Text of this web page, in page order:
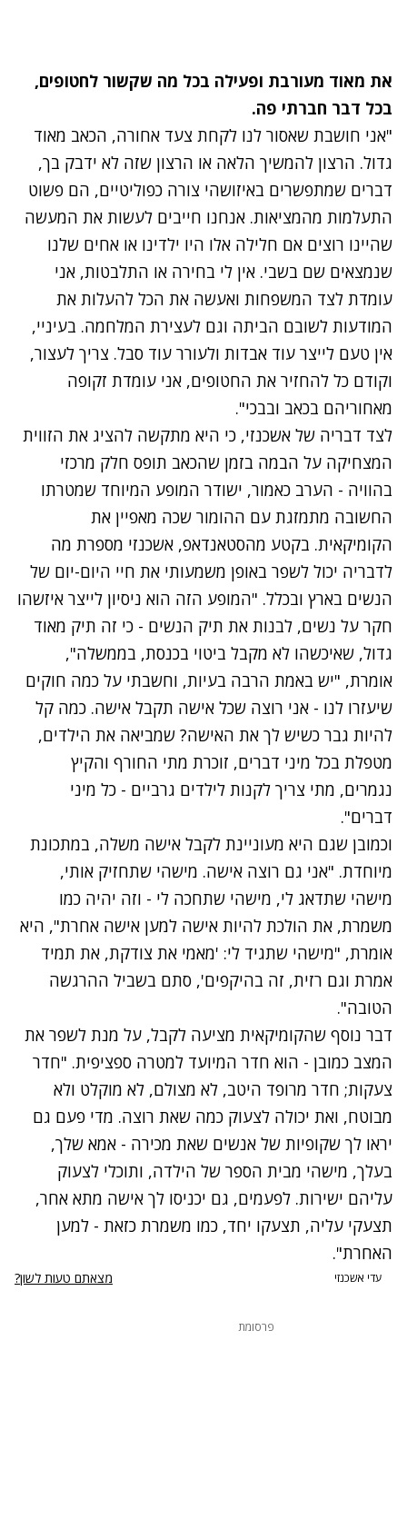
את מאוד מעורבת ופעילה בכל מה שקשור לחטופים,
בכל דבר חברתי פה.
"אני חושבת שאסור לנו לקחת צעד אחורה, הכאב מאוד
גדול. הרצון להמשיך הלאה או הרצון שזה לא ידבק בך,
דברים שמתפשרים באיזושהי צורה כפוליטיים, הם פשוט
התעלמות מהמציאות. אנחנו חייבים לעשות את המעשה
שהיינו רוצים אם חלילה אלו היו ילדינו או אחים שלנו
שנמצאים שם בשבי. אין לי בחירה או התלבטות, אני
עומדת לצד המשפחות ואעשה את הכל להעלות את
המודעות לשובם הביתה וגם לעצירת המלחמה. בעיניי,
אין טעם לייצר עוד אבדות ולעורר עוד סבל. צריך לעצור,
וקודם כל להחזיר את החטופים, אני עומדת זקופה
מאחוריהם בכאב ובבכי".
לצד דבריה של אשכנזי, כי היא מתקשה להציג את הזווית
המצחיקה על הבמה בזמן שהכאב תופס חלק מרכזי
בהוויה - הערב כאמור, ישודר המופע המיוחד שמטרתו
החשובה מתמזגת עם ההומור שכה מאפיין את
הקומיקאית. בקטע מהסטאנדאפ, אשכנזי מספרת מה
לדבריה יכול לשפר באופן משמעותי את חיי היום-יום של
הנשים בארץ ובכלל. "המופע הזה הוא ניסיון לייצר איזשהו
חקר על נשים, לבנות את תיק הנשים - כי זה תיק מאוד
גדול, שאיכשהו לא מקבל ביטוי בכנסת, בממשלה",
אומרת, "יש באמת הרבה בעיות, וחשבתי על כמה חוקים
שיעזרו לנו - אני רוצה שכל אישה תקבל אישה. כמה קל
להיות גבר כשיש לך את האישה? שמביאה את הילדים,
מטפלת בכל מיני דברים, זוכרת מתי החורף והקיץ
נגמרים, מתי צריך לקנות לילדים גרביים - כל מיני
דברים".
וכמובן שגם היא מעוניינת לקבל אישה משלה, במתכונת
מיוחדת. "אני גם רוצה אישה. מישהי שתחזיק אותי,
מישהי שתדאג לי, מישהי שתחכה לי - וזה יהיה כמו
משמרת, את הולכת להיות אישה למען אישה אחרת", היא
אומרת, "מישהי שתגיד לי: 'מאמי את צודקת, את תמיד
אמרת וגם רזית, זה בהיקפים', סתם בשביל ההרגשה
הטובה".
דבר נוסף שהקומיקאית מציעה לקבל, על מנת לשפר את
המצב כמובן - הוא חדר המיועד למטרה ספציפית. "חדר
צעקות; חדר מרופד היטב, לא מצולם, לא מוקלט ולא
מבוטח, ואת יכולה לצעוק כמה שאת רוצה. מדי פעם גם
יראו לך שקופיות של אנשים שאת מכירה - אמא שלך,
בעלך, מישהי מבית הספר של הילדה, ותוכלי לצעוק
עליהם ישירות. לפעמים, גם יכניסו לך אישה מתא אחר,
תצעקי עליה, תצעקו יחד, כמו משמרת כזאת - למען
האחרת".
עדי אשכנזי מצאתם טעות לשון?
פרסומת